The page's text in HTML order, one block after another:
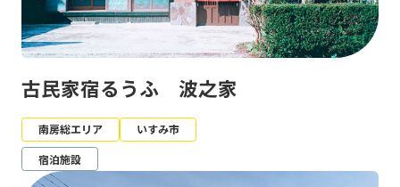
古民家宿るうふ 波之家
南房総エリア
いすみ市
宿泊施設